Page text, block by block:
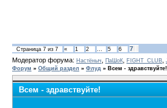
Страница 7 из 7 « 1 2 … 5 6
7
Модератор форума: Настёныч , ПаШоК, FIGHT_CLUB,
Форум » Общий раздел » Флуд » Всем - здравствуйте!
Всем - здравствуйте!